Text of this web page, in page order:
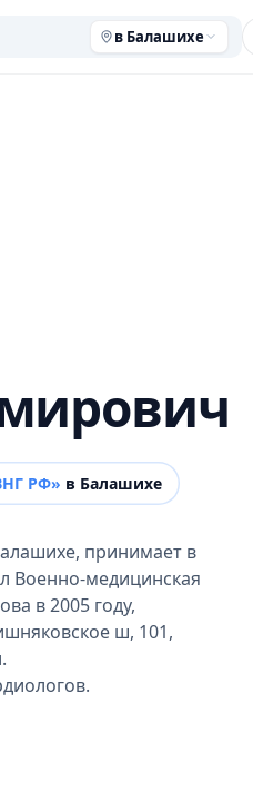
в Балашихе
РФ» в Балашихе
принимает в
Военно-медицинская
в 2005 году,
ш, 101,